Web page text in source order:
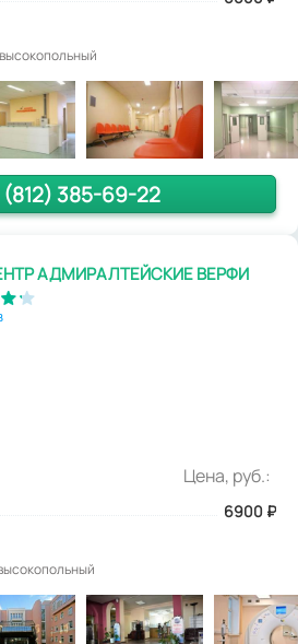
(812) 385-69-22
АДМИРАЛТЕЙСКИЕ ВЕРФИ
Цена, руб.:
6900 ₽